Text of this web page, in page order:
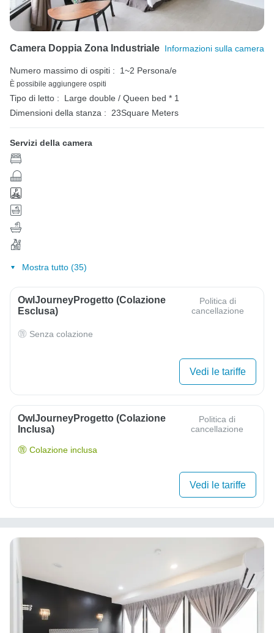
Camera Doppia Zona Industriale Informazioni sulla camera
Numero massimo di ospiti : 1~2 Persona/e
È possibile aggiungere ospiti
Tipo di letto :
Large double / Queen bed * 1
Dimensioni della stanza : 23Square Meters
Servizi della camera
Mostra tutto (35)
OwlJourneyProgetto (colazione
Esclusa)
Politica di
cancellazione
Senza colazione
Vedi le tariffe
OwlJourneyProgetto (colazione
Inclusa)
Politica di
cancellazione
Colazione inclusa
Vedi le tariffe